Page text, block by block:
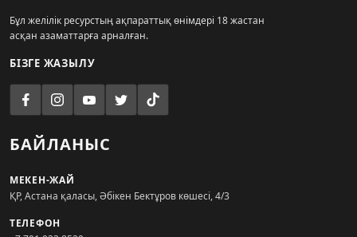
Бұл желілік ресурстың ақпараттық өнімдері 18 жастан
асқан азаматтарға арналған.
БІЗГЕ ЖАЗЫЛУ
БАЙЛАНЫС
МЕКЕН-ЖАЙ
ҚР, Астана қаласы, Әбікен Бектұров көшесі, 4/3
ТЕЛЕФОН